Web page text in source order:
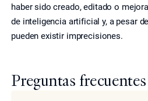
haber sido creado, editado o
de inteligencia artificial y, a pesar
pueden existir imprecisiones.
Preguntas frecuentes